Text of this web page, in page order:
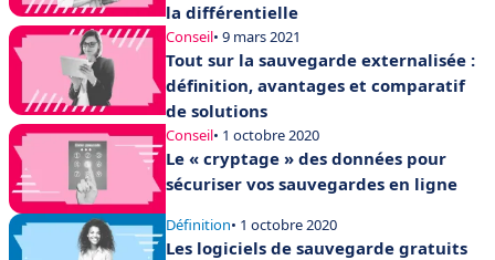
la différentielle
Conseil• 9 mars 2021
Tout sur la sauvegarde externalisée :
définition, avantages et comparatif
de solutions
Conseil• 1 octobre 2020
Le « cryptage » des données pour
sécuriser vos sauvegardes en ligne
Définition• 1 octobre 2020
Les logiciels de sauvegarde gratuits